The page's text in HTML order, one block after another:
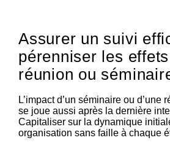
Assurer un suivi
pérenniser les effets
réunion ou
L’impact d’un séminaire ou d’une
se joue aussi après la dernière
Capitaliser sur la dynamique
organisation sans faille à chaque